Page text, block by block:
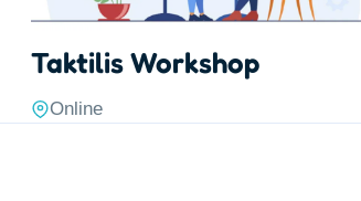
Taktilis Workshop
Online